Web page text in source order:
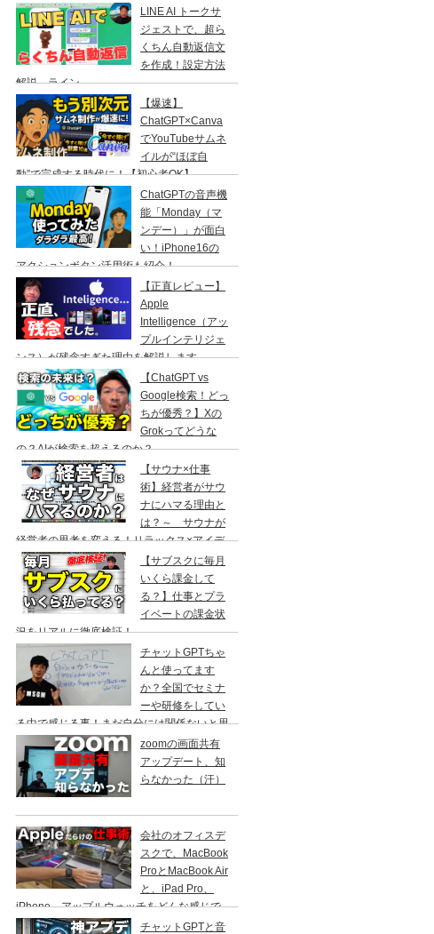
すく解説！
LINE AI トークサ
ジェストで、超ら
くちん自動返信文
を作成！設定方法
解説 ライン
【爆速】
ChatGPT×Canva
でYouTubeサムネ
イルが“ほぼ自
動”で完成する時代に！【初心者OK】
ChatGPTの音声機
能「Monday（マ
ンデー）」が面白
い！iPhone16の
アクションボタン活用術も紹介！
【正直レビュー】
Apple
Intelligence（アッ
プルインテリジェ
ンス）が残念すぎた理由を解説します
【ChatGPT vs
Google検索！どっ
ちが優秀？】Xの
Grokってどうな
の？AIが検索を超えるのか？
【サウナ×仕事
術】経営者がサウ
ナにハマる理由と
は？～ サウナが
経営者の思考を変える！リラックス×アイデ
ア創出の最強ツール ～
【サブスクに毎月
いくら課金して
る？】仕事とプラ
イベートの課金状
況をリアルに徹底検証！
チャットGPTちゃ
んと使ってます
か？全国でセミナ
ーや研修をしてい
る中で感じる事！まだ自分には関係ないと思
っていませんか？
zoomの画面共有
アップデート、知
らなかった（汗）
会社のオフィスデ
スクで、MacBook
ProとMacBook Air
と、iPad Pro、
iPhone、アップルウォッチをどんな感じで
使って仕事をしているのかをご紹介！Macで
チャットGPTと音